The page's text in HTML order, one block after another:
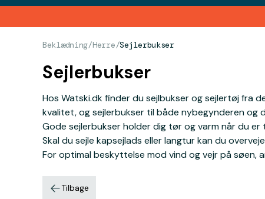
Beklædning/Herre/Sejlerbukser
Sejlerbukser
Hos Watski.dk finder du sejlbukser og sejlertøj fra
kvalitet, og sejlerbukser til både nybegynderen og
Gode sejlerbukser holder dig tør og varm når du
Skal du sejle kapsejlads eller langtur kan du
For optimal beskyttelse mod vind og vejr på søen,
Tilbage